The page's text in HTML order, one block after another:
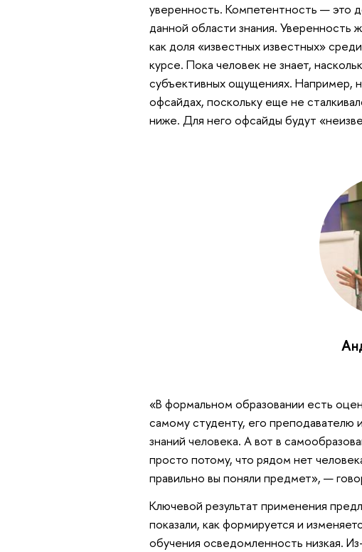
уверенность. Компетентность — это
данной области знания. Уверенность
как доля «известных известных»
курсе. Пока человек не знает,
субъективных ощущениях. Например,
офсайдах, поскольку еще не
ниже. Для него офсайды будут
«В формальном образовании есть
самому студенту, его преподавателю
знаний человека. А вот в
просто потому, что рядом нет
правильно вы поняли предмет», —
Ключевой результат применения
показали, как формируется и
обучения осведомленность низкая.